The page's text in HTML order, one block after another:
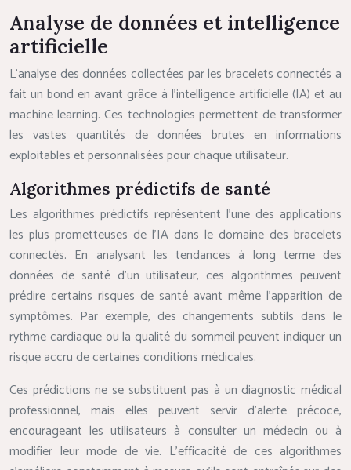
Analyse de données et intelligence
artificielle
L’analyse des données collectées par les bracelets connectés a
fait un bond en avant grâce à l’intelligence artificielle (IA) et au
machine learning. Ces technologies permettent de transformer
les vastes quantités de données brutes en informations
exploitables et personnalisées pour chaque utilisateur.
Algorithmes prédictifs de santé
Les algorithmes prédictifs représentent l’une des applications
les plus prometteuses de l’IA dans le domaine des bracelets
connectés. En analysant les tendances à long terme des
données de santé d’un utilisateur, ces algorithmes peuvent
prédire certains risques de santé avant même l’apparition de
symptômes. Par exemple, des changements subtils dans le
rythme cardiaque ou la qualité du sommeil peuvent indiquer un
risque accru de certaines conditions médicales.
Ces prédictions ne se substituent pas à un diagnostic médical
professionnel, mais elles peuvent servir d’alerte précoce,
encourageant les utilisateurs à consulter un médecin ou à
modifier leur mode de vie. L’efficacité de ces algorithmes